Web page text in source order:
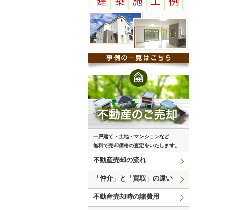
一戸建て・土地・マンションなど
無料で売却価格の査定をいたします。
不動産売却の流れ
「仲介」と「買取」の違い
不動産売却時の諸費用